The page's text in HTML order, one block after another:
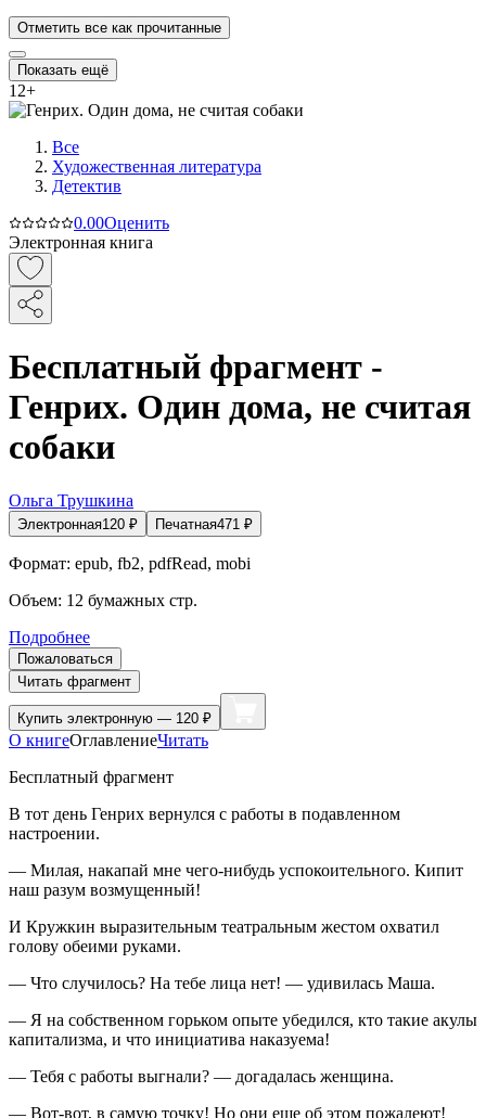
Отметить все как прочитанные
Показать ещё
12+
Все
Художественная литература
Детектив
0.00Оценить
Электронная книга
Бесплатный фрагмент -
Генрих. Один дома, не считая
собаки
Ольга Трушкина
Электронная120 ₽ Печатная471 ₽
Формат: epub, fb2, pdfRead, mobi
Объем: 12 бумажных стр.
Подробнее
Пожаловаться
Читать фрагмент
Купить электронную — 120 ₽
О книгеОглавлениеЧитать
Бесплатный фрагмент
В тот день Генрих вернулся с работы в подавленном
настроении.
— Милая, накапай мне чего-нибудь успокоительного. Кипит
наш разум возмущенный!
И Кружкин выразительным театральным жестом охватил
голову обеими руками.
— Что случилось? На тебе лица нет! — удивилась Маша.
— Я на собственном горьком опыте убедился, кто такие акулы
капитализма, и что инициатива наказуема!
— Тебя с работы выгнали? — догадалась женщина.
— Вот-вот, в самую точку! Но они еще об этом пожалеют!